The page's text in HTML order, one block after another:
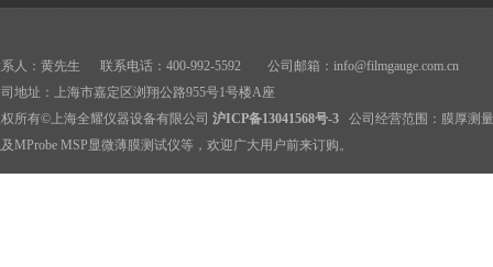
人：黄先生 联系电话：400-992-5592 公司邮箱： info@filmgauge.com.cn
地址：上海市嘉定区浏翔公路955号1号楼A座
所有©上海全耀仪器设备有限公司 沪ICP备13041568号-3 公司经营范围： 膜厚测
MProbe MSP显微薄膜测试仪等，欢迎广大用户前来订购。